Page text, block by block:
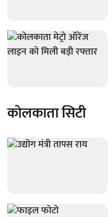
कोलकाता सिटी